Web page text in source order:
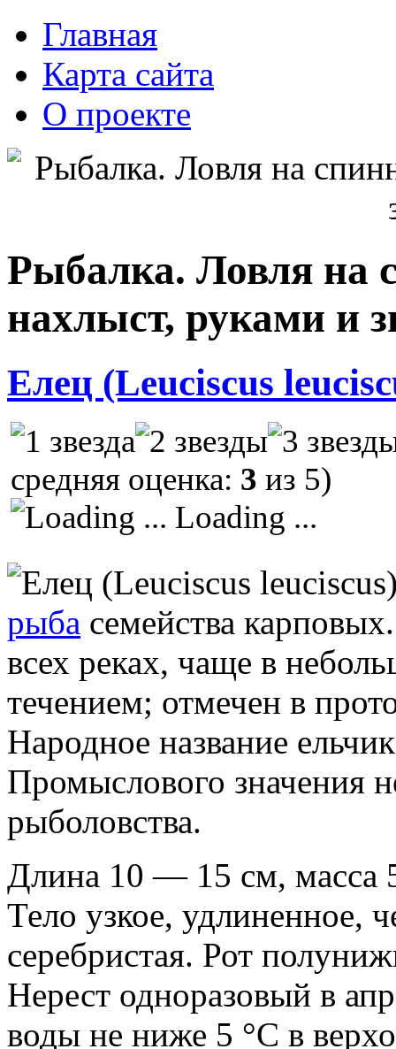
Главная
Карта сайта
О проекте
Рыбалка. Ловля на
нахлыст, руками и
Елец (Leuciscus
средняя оценка: 3 из 5)
Loading ...
рыба семейства
всех реках, чаще в
течением; отмечен в
Народное название
Промыслового значения
рыболовства.
Длина 10 — 15 см, масса
Тело узкое, удлиненное,
серебристая. Рот
Нерест одноразовый в
воды не ниже 5 °С в